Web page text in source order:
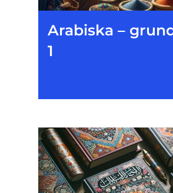
Arabiska –
1